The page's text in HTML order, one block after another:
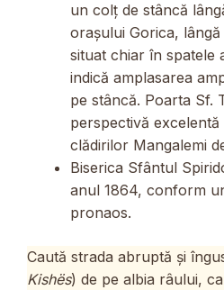
un colț de stâncă
orașului Gorica,
situat chiar în spatele
indică amplasarea
pe stâncă. Poarta Sf.
perspectivă
clădirilor Mangalemi
Biserica Sfântul
anul 1864, conform
pronaos.
Caută strada abruptă și
Kishës) de pe albia râului,